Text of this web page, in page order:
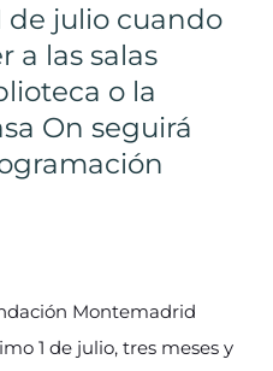
de julio cuando
a las salas
o la
On seguirá
Montemadrid
1 de julio, tres meses y